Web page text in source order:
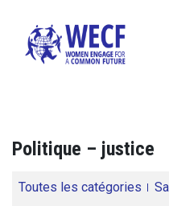
Politique – justice
Toutes les catégories